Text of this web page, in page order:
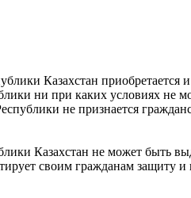
Казахстан
ни при каких условиях не
не признается
Казахстан не может быть
своим гражданам защиту и